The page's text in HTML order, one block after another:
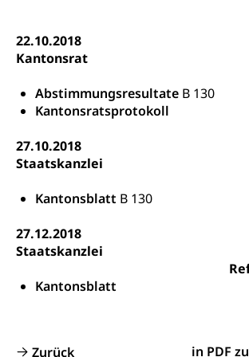
22.10.2018
Kantonsrat
Abstimmungsresultate B 130
Kantonsratsprotokoll
27.10.2018
Staatskanzlei
Kantonsblatt B 130
27.12.2018
Staatskanzlei
Kantonsblatt
Zurück in PDF
Heilpädagogische
Freiwilliger Schulsport
Fachstelle
Kindergarten, Kinderkrippe, Krippe,
Kindertagesstätte, Spielgruppe,
Kinderbetreuung
Gesundheit und Soziales
Konsumentenrechte, Produktsicherheit,
Konsumentenorganisation, parallele
regionale Erschöpfung, nationale
internationale Erschöpfung,
Cassis-deDijon-Prinzip
Unfallversicherung,